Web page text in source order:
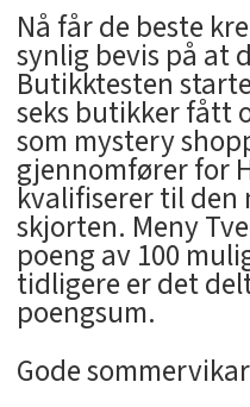
Nå får de beste
synlig bevis på at
Butikktesten
seks butikker fått
som mystery
gjennomfører for
kvalifiserer til den
skjorten. Meny
poeng av 100
tidligere er det
poengsum.
Gode